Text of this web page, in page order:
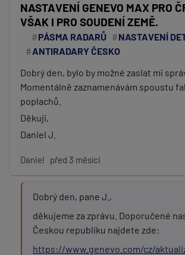
NASTAVENÍ GENEVO MAX PRO
VŠAK I PRO SOUDENÍ ZEMĚ.
PÁSMA RADARŮ
NASTAVENÍ
ANTIRADARY ČESKO
Dobrý den, bylo by možné zaslat mi
Momentálně zaznamenávám spoustu
poplachů.
Děkuji,
Daniel J.
Daniel před 3 měsíci
Dobrý den, pane J.,
děkujeme za zprávu. Doporučené
Českou republiku najdete zde:
https://www.genevo.com/cz/